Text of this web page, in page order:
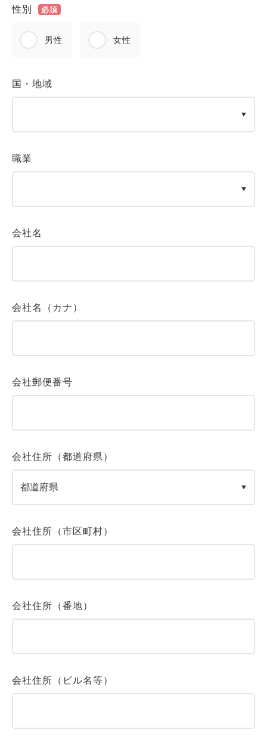
性別 必須
男性 女性
国・地域
職業
会社名
会社名（カナ）
会社郵便番号
会社住所（都道府県）
会社住所（市区町村）
会社住所（番地）
会社住所（ビル名等）